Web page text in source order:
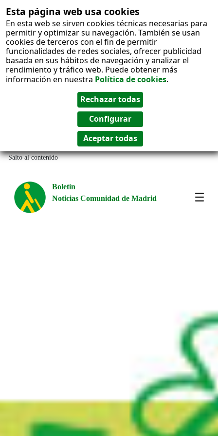
Esta página web usa cookies
En esta web se sirven cookies técnicas necesarias para
permitir y optimizar su navegación. También se usan
cookies de terceros con el fin de permitir
funcionalidades de redes sociales, ofrecer publicidad
basada en sus hábitos de navegación y analizar el
rendimiento y tráfico web. Puede obtener más
información en nuestra Política de cookies.
Salto al contenido
Boletín
Noticias Comunidad de Madrid